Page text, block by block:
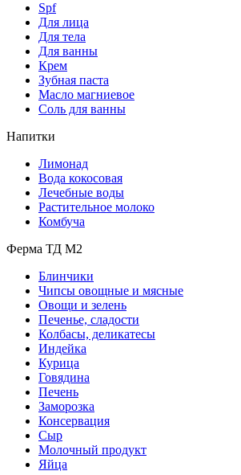
Spf
Для лица
Для тела
Для ванны
Крем
Зубная паста
Масло магниевое
Соль для ванны
Напитки
Лимонад
Вода кокосовая
Лечебные воды
Растительное молоко
Комбуча
Ферма ТД М2
Блинчики
Чипсы овощные и мясные
Овощи и зелень
Печенье, сладости
Колбасы, деликатесы
Индейка
Курица
Говядина
Печень
Заморозка
Консервация
Сыр
Молочный продукт
Яйца